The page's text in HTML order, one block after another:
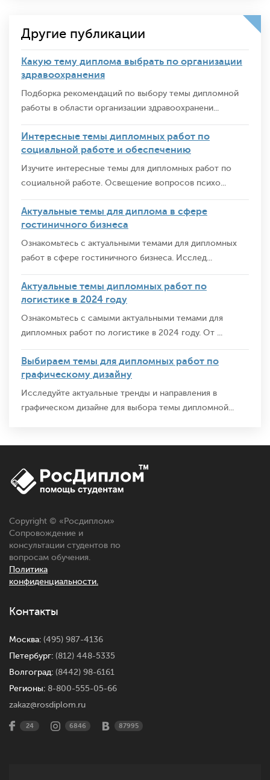
Другие публикации
Какую тему диплома выбрать по организации
здравоохранения
Подборка рекомендаций по выбору темы дипломной
работы в области организации здравоохранени...
Интересные темы дипломных работ по
социальной работе и обеспечению
Изучите интересные темы для дипломных работ по
социальной работе. Освещение вопросов психо...
Актуальные темы для диплома в сфере
гостиничного бизнеса
Ознакомьтесь с актуальными темами для дипломных
работ в сфере гостиничного бизнеса. Исслед...
Актуальные темы дипломных работ по
логистике в 2024 году
Ознакомьтесь с самыми актуальными темами для
дипломных работ по логистике в 2024 году. От ...
Выбираем темы для дипломных работ по
графическому дизайну
Исследуйте актуальные тренды и направления в
графическом дизайне для выбора темы дипломной...
Copyright © « Росдиплом»
Сопровождение и
консультации студентов по
вопросам обучения.
Политика
конфиденциальности.
Контакты
Москва: (495) 987-4136
Петербург: (812) 448-5335
Волгоград: (8442) 98-6161
Регионы: 8-800-555-05-66
zakaz@rosdiplom.ru
24 6846 87995